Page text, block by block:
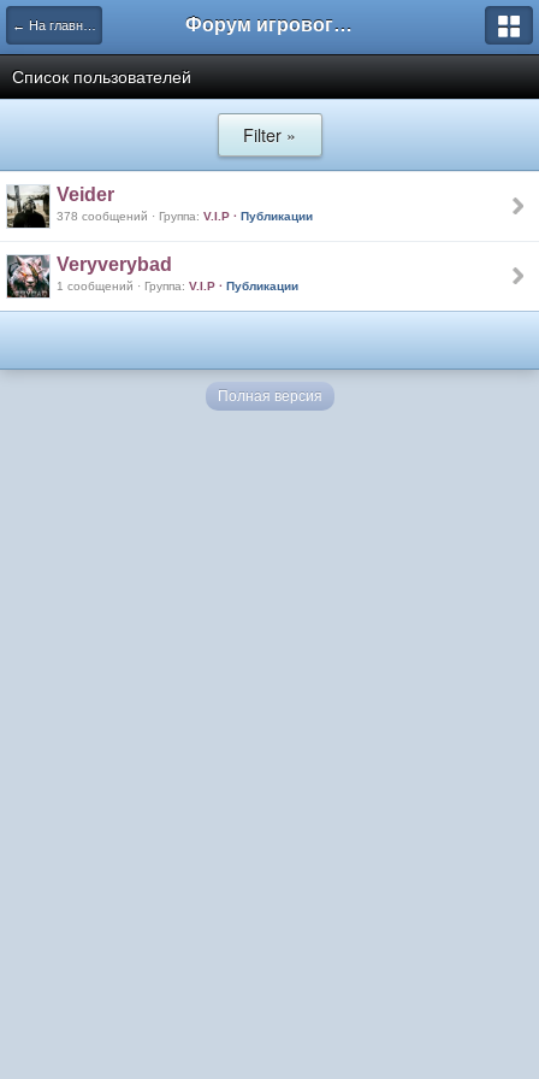
← На главную Форум игрового проекта Riverrise
Список пользователей
Filter »
Veider
378 сообщений · Группа: V.I.P · Публикации
Veryverybad
1 сообщений · Группа: V.I.P · Публикации
Полная версия